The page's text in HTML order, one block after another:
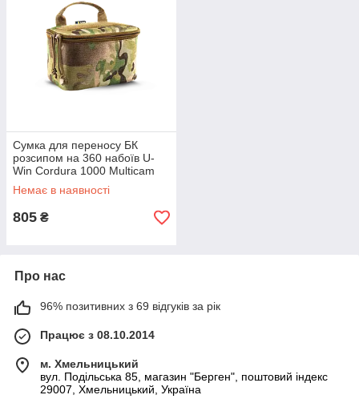
Сумка для переносу БК
розсипом на 360 набоїв U-
Win Cordura 1000 Multicam
Немає в наявності
805 ₴
Про нас
96% позитивних з 69 відгуків за рік
Працює з 08.10.2014
м. Хмельницький
вул. Подільська 85, магазин "Берген", поштовий індекс
29007, Хмельницький, Україна